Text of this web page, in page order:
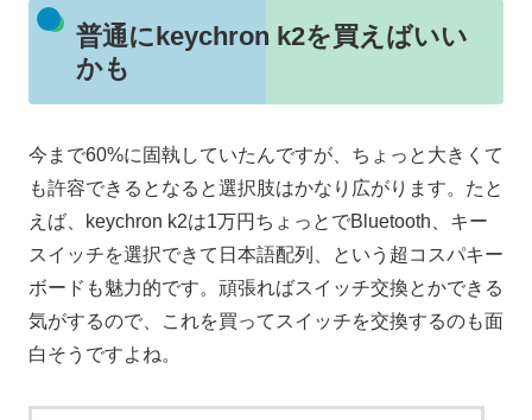
普通にkeychron k2を買えばいい
かも
今まで60%に固執していたんですが、ちょっと大きくて
も許容できるとなると選択肢はかなり広がります。たと
えば、keychron k2は1万円ちょっとでBluetooth、キー
スイッチを選択できて日本語配列、という超コスパキー
ボードも魅力的です。頑張ればスイッチ交換とかできる
気がするので、これを買ってスイッチを交換するのも面
白そうですよね。